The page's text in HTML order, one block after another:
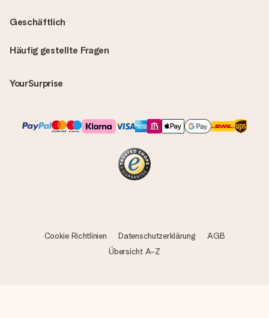
Häufig gestellte Fragen
YourSurprise
Geschäftlich
Cookie Richtlinien Datenschutzerklärung
AGB
Übersicht A-Z